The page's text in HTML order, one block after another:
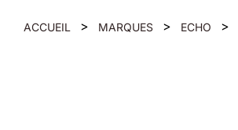
ACCUEIL > MARQUES > ECHO >